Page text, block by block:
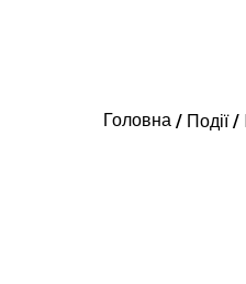
Головна Події